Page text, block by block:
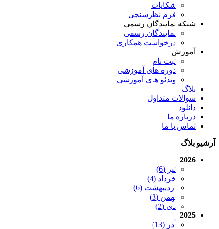
شکایات
فرم نظرسنجی
شبکه نمایندگان رسمی
نمایندگان رسمی
درخواست همکاری
آموزش
ثبت نام
دوره های آموزشی
ویدئو های آموزشی
بلاگ
سوالات متداول
دانلود
درباره ما
تماس با ما
آرشیو بلاگ
2026
تیر (6)
خرداد (4)
اردیبهشت (6)
بهمن (3)
دی (2)
2025
آذر (13)